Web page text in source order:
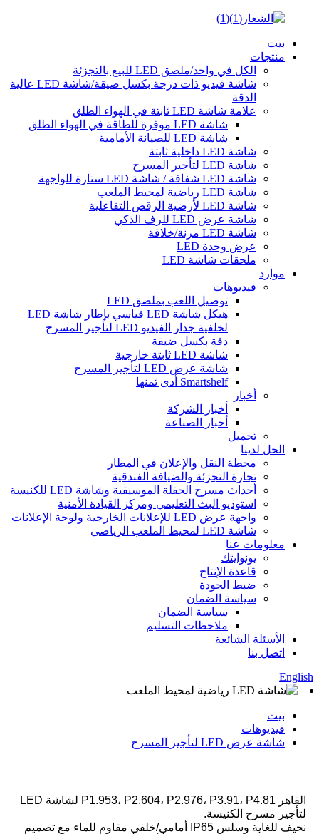
بيت
منتجات
الكل في واحد/ملصق LED للبيع بالتجزئة
شاشة فيديو ذات درجة بكسل ضيقة/شاشة LED عالية
الدقة
علامة شاشة LED ثابتة في الهواء الطلق
شاشة LED موفرة للطاقة في الهواء الطلق
شاشة LED للصيانة الأمامية
شاشة LED داخلية ثابتة
شاشة LED لتأجير المسرح
شاشة LED شفافة / شاشة LED ستارة للواجهة
شاشة LED رياضية لمحيط الملعب
شاشة LED لأرضية الرقص التفاعلية
شاشة عرض LED للرف الذكي
شاشة LED مرنة/خلاقة
عرض وحدة LED
ملحقات شاشة LED
موارد
فيديوهات
توصيل اللعب بملصق LED
هيكل شاشة LED قياسي بإطار شاشة LED
لخلفية جدار الفيديو LED لتأجير المسرح
دقة بكسل ضيقة
شاشة LED ثابتة خارجية
شاشة عرض LED لتأجير المسرح
Smartshelf أدى ثمنها
أخبار
أخبار الشركة
أخبار الصناعة
تحميل
الحل لدينا
محطة النقل والإعلان في المطار
تجارة التجزئة والضيافة الفندقية
أحداث مسرح الحفلة الموسيقية وشاشة LED للكنيسة
استوديو البث التعليمي ومركز القيادة الأمنية
واجهة عرض LED للإعلانات الخارجية ولوحة الإعلانات
شاشة LED لمحيط الملعب الرياضي
معلومات عنا
يونوايتك
قاعدة الإنتاج
ضبط الجودة
سياسة الضمان
سياسة الضمان
ملاحظات التسليم
الأسئلة الشائعة
اتصل بنا
English
بيت
فيديوهات
شاشة عرض LED لتأجير المسرح
القاهر P1.953، P2.604، P2.976، P3.91، P4.81 لشاشة LED
لتأجير مسرح الكنيسة.
نحيف للغاية وسلس IP65 أمامي/خلفي مقاوم للماء مع تصميم